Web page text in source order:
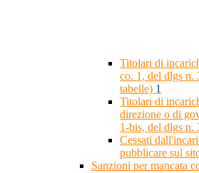
Titolari di
co. 1, del dlgs n.
tabelle) 1
Titolari di
direzione o di
1-bis, del dlgs n.
Cessati
pubblicare sul
Sanzioni per mancata